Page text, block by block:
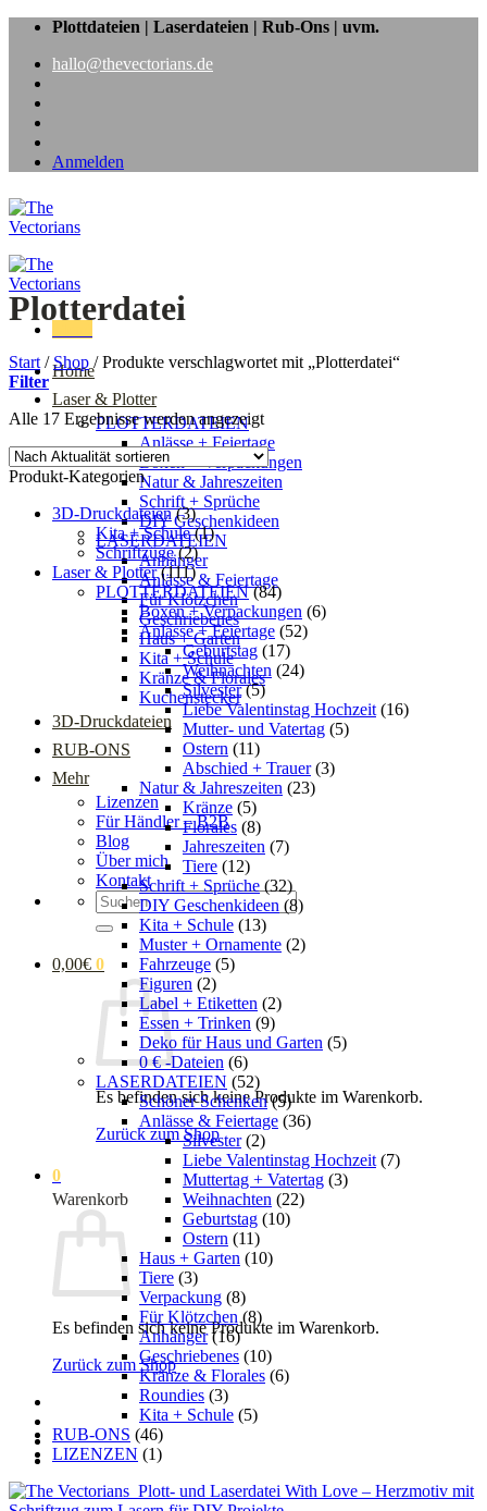
Zum
springen
Plottdateien | Laserdateien | Rub-Ons | uvm.
hallo@thevectorians.de
Anmelden
Home
Laser & Plotter
PLOTTERDATEIEN
Anlässe + Feiertage
Boxen + Verpackungen
Natur & Jahreszeiten
Schrift + Sprüche
DIY Geschenkideen
LASERDATEIEN
Anhänger
Anlässe & Feiertage
Für Klötzchen
Geschriebenes
Haus + Garten
Kita + Schule
Kränze & Florales
Kuchenstecker
3D-Druckdateien
RUB-ONS
Mehr
Lizenzen
Für Händler – B2B
Blog
Über mich
Kontakt
Suchen
nach:
0,00€ 0
Es befinden sich keine Produkte im Warenkorb.
Zurück zum Shop
0
Warenkorb
Es befinden sich keine Produkte im Warenkorb.
Zurück zum Shop
Plotterdatei
Start / Shop /Produkte verschlagwortet mit „Plotterdatei“
Filter
Alle 17 Ergebnisse werden angezeigtNach
Aktualität
sortiert
Produkt-Kategorien
3D-Druckdateien (3)
Kita + Schule (1)
Schriftzüge (2)
Laser & Plotter (111)
PLOTTERDATEIEN (84)
Boxen + Verpackungen (6)
Anlässe + Feiertage (52)
Geburtstag (17)
Weihnachten (24)
Silvester (5)
Liebe Valentinstag Hochzeit (16)
Mutter- und Vatertag (5)
Ostern (11)
Abschied + Trauer (3)
Natur & Jahreszeiten (23)
Kränze (5)
Florales (8)
Jahreszeiten (7)
Tiere (12)
Schrift + Sprüche (32)
DIY Geschenkideen (8)
Kita + Schule (13)
Muster + Ornamente (2)
Fahrzeuge (5)
Figuren (2)
Label + Etiketten (2)
Essen + Trinken (9)
Deko für Haus und Garten (5)
0 € -Dateien (6)
LASERDATEIEN (52)
Schöner Schenken (5)
Anlässe & Feiertage (36)
Silvester (2)
Liebe Valentinstag Hochzeit (7)
Muttertag + Vatertag (3)
Weihnachten (22)
Geburtstag (10)
Ostern (11)
Haus + Garten (10)
Tiere (3)
Verpackung (8)
Für Klötzchen (8)
Anhänger (16)
Geschriebenes (10)
Kränze & Florales (6)
Roundies (3)
Kita + Schule (5)
RUB-ONS (46)
LIZENZEN (1)